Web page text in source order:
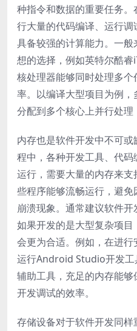
种指令和数据的重要任务
行大量的代码编译、运行
具备较强的计算能力。一
想的选择，例如英特尔酷
核处理器能够同时处理多
率。以编译大型项目为例
分配到多个核心上并行处理
内存也是软件开发中不可
程中，各种开发工具、代
运行，需要大量的内存来
些程序能够流畅运行，避
崩溃现象。通常建议软件开
如果开发的是大型复杂项
会更为合适。例如，在进
运行Android Studio开发工
辅助工具，充足的内存能
开发调试的效率。
存储设备对于软件开发同